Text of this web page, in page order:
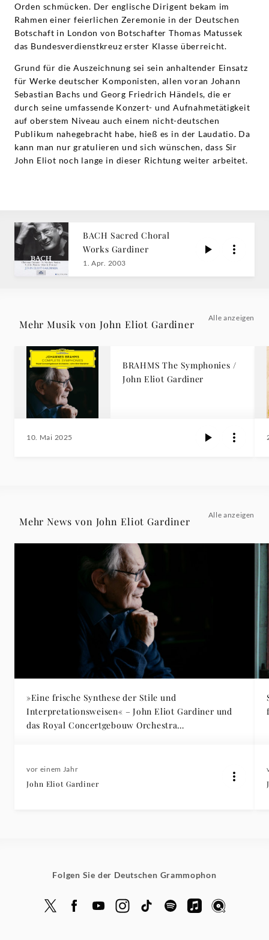
Orden schmücken. Der englische Dirigent bekam im
Rahmen einer feierlichen Zeremonie in der Deutschen
Botschaft in London von Botschafter Thomas Matussek
das Bundesverdienstkreuz erster Klasse überreicht.
Grund für die Auszeichnung sei sein anhaltender Einsatz
für Werke deutscher Komponisten, allen voran Johann
Sebastian Bachs und Georg Friedrich Händels, die er
durch seine umfassende Konzert- und Aufnahmetätigkeit
auf oberstem Niveau auch einem nicht-deutschen
Publikum nahegebracht habe, hieß es in der Laudatio. Da
kann man nur gratulieren und sich wünschen, dass Sir
John Eliot noch lange in dieser Richtung weiter arbeitet.
BACH Sacred Choral
Works Gardiner
1. Apr. 2003
Mehr Musik von John Eliot Gardiner
Alle anzeigen
BRAHMS The Symphonies /
John Eliot Gardiner
10. Mai 2025
Mehr News von John Eliot Gardiner
Alle anzeigen
»Eine frische Synthese der Stile und
Interpretationsweisen« – John Eliot Gardiner und
das Royal Concertgebouw Orchestra
vor einem Jahr
John Eliot Gardiner
Folgen Sie der Deutschen Grammophon